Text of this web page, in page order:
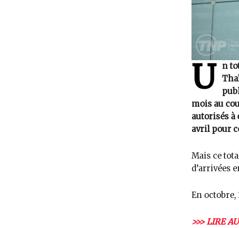
U
n
mois au
autorisés à
avril pour
Mais ce
d’arrivées
En octobre,
>>> LIRE